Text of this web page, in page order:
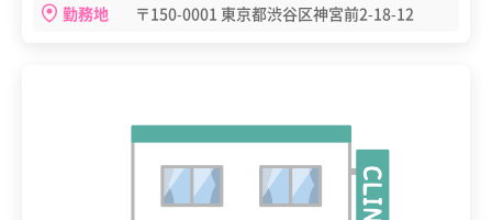
勤務地
〒150-0001 東京都渋谷区神宮前2-18-12